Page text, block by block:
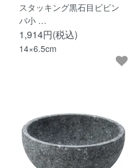
スタッキング黒石目ビビン
バ小 …
1,914円(税込)
14×6.5cm